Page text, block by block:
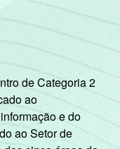
de Categoria 2
ao
e do
ao Setor de